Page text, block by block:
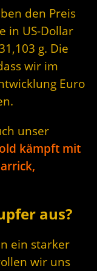
den Preis
in US-Dollar
g. Die
wir im
Euro
unser
kämpft mit
aus?
ein starker
wir uns